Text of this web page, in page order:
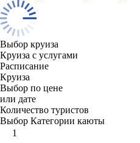
Выбор круиза
Круиза с услугами
Расписание
Круиза
Выбор по цене
или дате
Количество туристов
Выбор Категории каюты
1